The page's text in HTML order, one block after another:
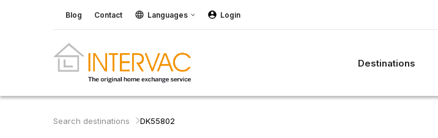
Blog Contact Languages Login
Destinations
Search destinations DK55802